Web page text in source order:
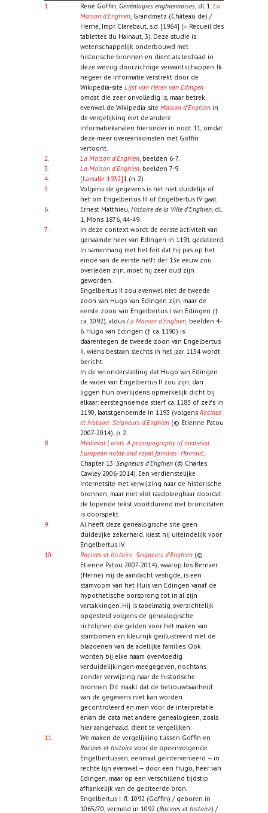
1. René Goffin, Généalogies enghiennoises, dl. 1:La
Maison d'Enghien, Grandmetz (Château de) /
Herne, Impr. Clerebaut, s.d. [1964] (= Recueil des
tablettes du Hainaut, 3). Deze studie is
wetenschappelijk onderbouwd met
historische bronnen en dient als leidraad in
deze weinig doorzichtige verwantschappen. Ik
negeer de informatie verstrekt door de
Wikipedia-site Lijst van Heren van Edingen
omdat die zeer onvolledig is, maar betrek
evenwel de Wikipedia-site Maison d'Enghienin
de vergelijking met de andere
informatiekanalen hieronder in noot 11, omdat
deze meer overeenkomsten met Goffin
vertoont.
2.
La Maison d'Enghien, beelden 6-7.
3.
La Maison d'Enghien, beelden 7-9.
4.
[Lamalle 1932]1 (n. 2).
5.
Volgens de gegevens is het niet duidelijk of
het om Engelbertus III of Engelbertus IV gaat.
6.
Ernest Matthieu, Histoire de la Ville d'Enghien, dl.
1, Mons 1876, 44-49.
7.
In deze context wordt de eerste activiteit van
genaamde heer van Edingen in 1191 gedateerd.
In samenhang met het feit dat hij pas op het
einde van de eerste helft der 13e eeuw zou
overleden zijn, moet hij zeer oud zijn
geworden.
Engelbertus II zou evenwel niet de tweede
zoon van Hugo van Edingen zijn, maar de
eerste zoon van Engelbertus I van Edingen (†
ca. 1092), aldus La Maison d'Enghien, beelden 4-
6. Hugo van Edingen († ca. 1190) is
daarentegen de tweede zoon van Engelbertus
II, wiens bestaan slechts in het jaar 1154 wordt
bericht.
In de veronderstelling dat Hugo van Edingen
de vader van Engelbertus II zou zijn, dan
liggen hun overlijdens opmerkelijk dicht bij
elkaar: eerstegnoemde stierf ca. 1183 of zelfs in
1190, laatstgenoemde in 1193 (volgens Racines
et histoire: Seigneurs d'Enghien(© Etienne Patou
2007-2014), p. 2.
8.
Medieval Lands. A prosopography of medieval
European noble and royal families: Hainaut,
Chapter 13: Seigneurs d'Enghien(© Charles
Cawley 2006-2014). Een verdienstelijke
internetsite met verwijzing naar de historische
bronnen, maar niet vlot raadpleegbaar doordat
de lopende tekst voortdurend met broncitaten
is doorspekt.
9.
Al heeft deze genealogische site geen
duidelijke zekerheid, kiest hij uiteindelijk voor
Engelbertus IV.
10.
Racines et histoire: Seigneurs d'Enghien(©
Etienne Patou 2007-2014), waarop Jos Bernaer
(Herne) mij de aandacht vestigde, is een
stamvoom van het Huis van Edingen vanaf de
hypothetische oorsprong tot in al zijn
vertakkingen. Hij is tabelmatig overzichtelijk
opgesteld volgens de genealogische
richtlijnen die gelden voor het maken van
stambomen en kleurrijk geïllustreerd met de
blazoenen van de adellijke families. Ook
worden bij elke naam overvloedig
verduidelijkingen meegegeven, nochtans
zonder verwijzing naar de historische
bronnen. Dit maakt dat de betrouwbaarheid
van de gegevens niet kan worden
gecontroleerd en men voor de interpretatie
ervan de data met andere genealogieën, zoals
hier aangehaald, dient te vergelijken.
11.
We maken de vergelijking tussen Goffin en
Racines et histoirevoor de opeenvolgende
Engelbertussen, eenmaal geïntervenieerd — in
rechte lijn evenwel — door een Hugo, heer van
Edingen, maar op een verschillend tijdstip
afhankelijk van de geciteerde bron.
Engelbertus I: fl. 1092 (Goffin) / geboren in
1065/70, vermeld in 1092 (Racines et histoire) /